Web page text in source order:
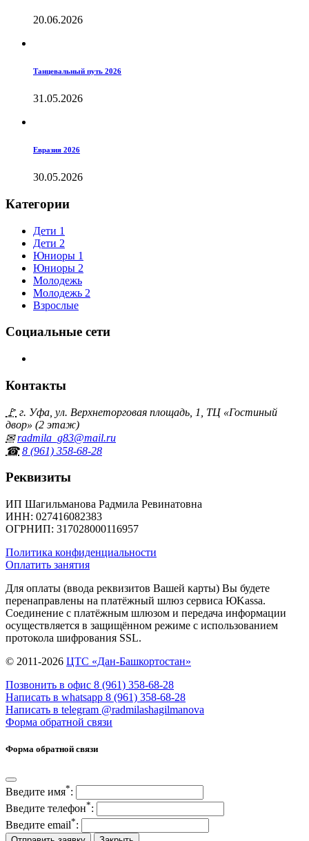
20.06.2026
Танцевальный путь 2026
31.05.2026
Евразия 2026
30.05.2026
Категории
Дети 1
Дети 2
Юниоры 1
Юниоры 2
Молодежь
Молодежь 2
Взрослые
Социальные сети
Контакты
🚩 г. Уфа, ул. Верхнеторговая площадь, 1, ТЦ «Гостиный
двор» (2 этаж)
✉ radmila_g83@mail.ru
☎ 8 (961) 358‑68‑28
Реквизиты
ИП Шагильманова Радмила Ревинатовна
ИНН: 027416082383
ОГРНИП: 317028000116957
Политика конфиденциальности
Оплатить занятия
Для оплаты (ввода реквизитов Вашей карты) Вы будете
перенаправлены на платёжный шлюз сервиса ЮKassa.
Соединение с платёжным шлюзом и передача информации
осуществляется в защищённом режиме с использованием
протокола шифрования SSL.
© 2011-2026 ЦТС «Дан-Башкортостан»
Позвонить в офис 8 (961) 358‑68‑28
Написать в whatsapp 8 (961) 358‑68‑28
Написать в telegram @radmilashagilmanova
Форма обратной связи
Форма обратной связи
Введите имя*:
Введите телефон*:
Введите email*: